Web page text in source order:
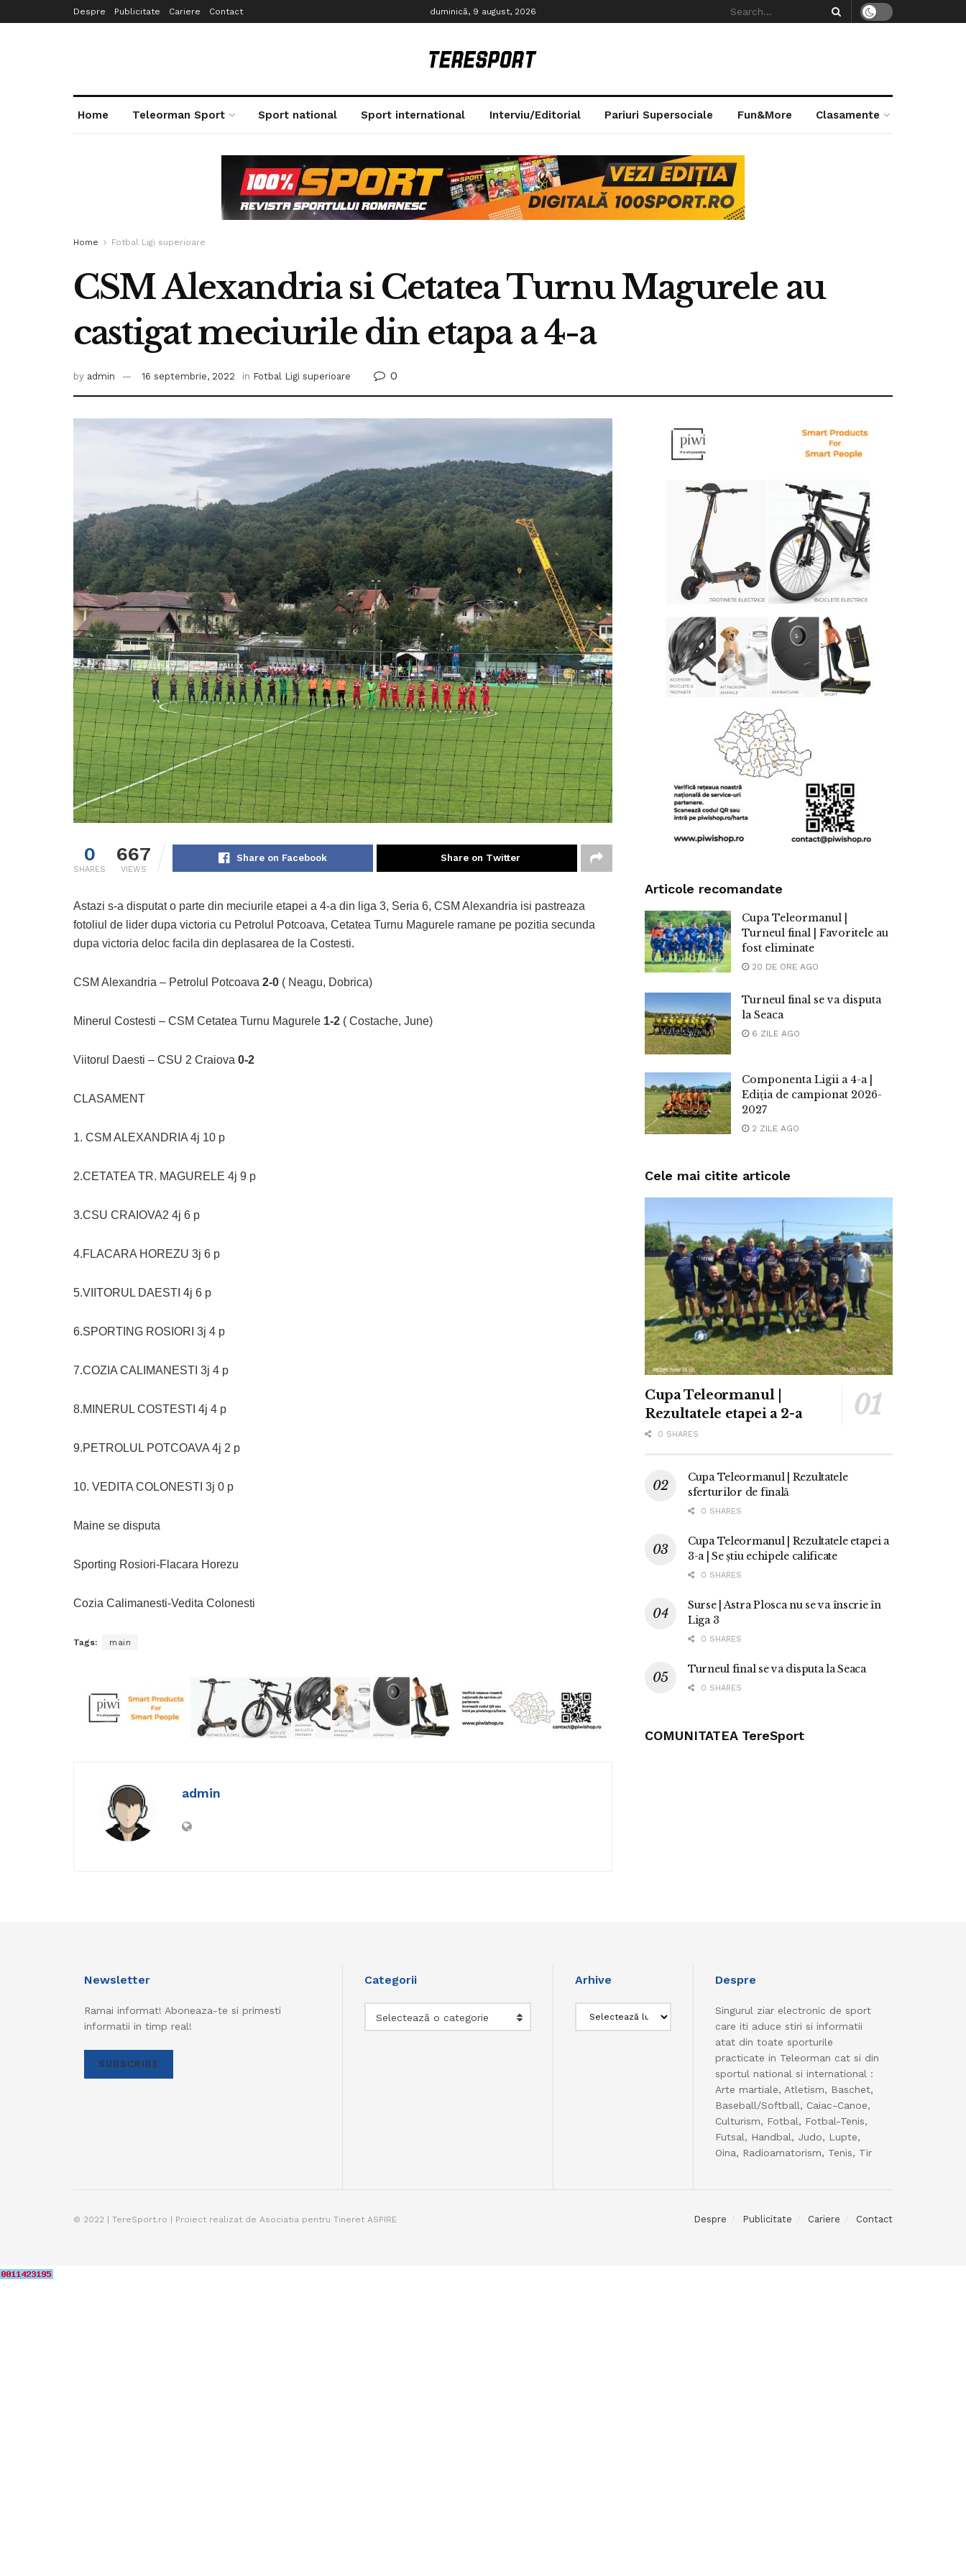
Despre Publicitate Cariere Contact duminică, 9 august, 2026
Home Teleorman Sport Sport national Sport international Interviu/Editorial Pariuri Supersociale Fun&More Clasamente
Home Fotbal Ligi superioare
CSM Alexandria si Cetatea Turnu Magurele au
castigat meciurile din etapa a 4-a
by admin 16 septembrie, 2022 in Fotbal Ligi superioare 0
0
SHARES
667
VIEWS
Share on Facebook Share on Twitter
Astazi s-a disputat o parte din meciurile etapei a 4-a din liga 3, Seria 6, CSM Alexandria isi pastreaza
fotoliul de lider dupa victoria cu Petrolul Potcoava, Cetatea Turnu Magurele ramane pe pozitia secunda
dupa victoria deloc facila din deplasarea de la Costesti.
CSM Alexandria – Petrolul Potcoava 2-0 ( Neagu, Dobrica)
Minerul Costesti – CSM Cetatea Turnu Magurele 1-2 ( Costache, June)
Viitorul Daesti – CSU 2 Craiova 0-2
CLASAMENT
1. CSM ALEXANDRIA 4j 10 p
2.CETATEA TR. MAGURELE 4j 9 p
3.CSU CRAIOVA2 4j 6 p
4.FLACARA HOREZU 3j 6 p
5.VIITORUL DAESTI 4j 6 p
6.SPORTING ROSIORI 3j 4 p
7.COZIA CALIMANESTI 3j 4 p
8.MINERUL COSTESTI 4j 4 p
9.PETROLUL POTCOAVA 4j 2 p
10. VEDITA COLONESTI 3j 0 p
Maine se disputa
Sporting Rosiori-Flacara Horezu
Cozia Calimanesti-Vedita Colonesti
Tags: main
admin
Articole recomandate
Cupa Teleormanul |
Turneul final | Favoritele au
fost eliminate
20 DE ORE AGO
Turneul final se va disputa
la Seaca
6 ZILE AGO
Componenta Ligii a 4-a |
Ediția de campionat 2026-
2027
2 ZILE AGO
Cele mai citite articole
Cupa Teleormanul |
Rezultatele etapei a 2-a
0 SHARES
Cupa Teleormanul | Rezultatele
sferturilor de finală
0 SHARES
Cupa Teleormanul | Rezultatele etapei a
3-a | Se știu echipele calificate
0 SHARES
Surse | Astra Plosca nu se va înscrie în
Liga 3
0 SHARES
Turneul final se va disputa la Seaca
0 SHARES
COMUNITATEA TereSport
Newsletter
Ramai informat! Aboneaza-te si primesti
informatii in timp real!
SUBSCRIBE
Categorii
Selectează o categorie
Arhive Despre
Singurul ziar electronic de sport
care iti aduce stiri si informatii
atat din toate sporturile
practicate in Teleorman cat si din
sportul national si international :
Arte martiale, Atletism, Baschet,
Baseball/Softball, Caiac-Canoe,
Culturism, Fotbal, Fotbal-Tenis,
Futsal, Handbal, Judo, Lupte,
Oina, Radioamatorism, Tenis, Tir
Despre Publicitate Cariere Contact
© 2022 | TereSport.ro | Proiect realizat de Asociatia pentru Tineret ASPIRE